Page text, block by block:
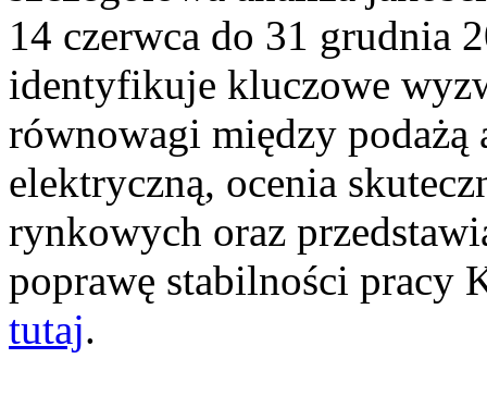
14 czerwca do 31 grudnia
identyfikuje kluczowe
równowagi między podażą
elektryczną, ocenia
rynkowych oraz
poprawę stabilności pracy
tutaj.